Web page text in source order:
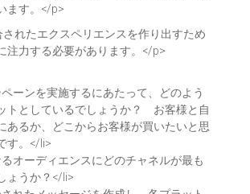
ます。</p>
れたエクスペリエンスを作り出すため
注力する必要があります。</p>
ーンを実施するにあたって、どのよう
トとしているでしょうか？ お客様と自
あるか、どこからお客様が買いたいと思
す。</li>
オーディエンスにどのチャネルが最も
ょうか？</li>